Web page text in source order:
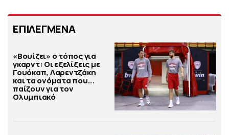
ΕΠΙΛΕΓΜΕΝΑ
«Βουίζει» ο τόπος για
γκαρντ: Οι εξελίξεις με
Γουόκαπ, Λαρεντζάκη
και τα ονόματα που...
παίζουν για τον
Ολυμπιακό